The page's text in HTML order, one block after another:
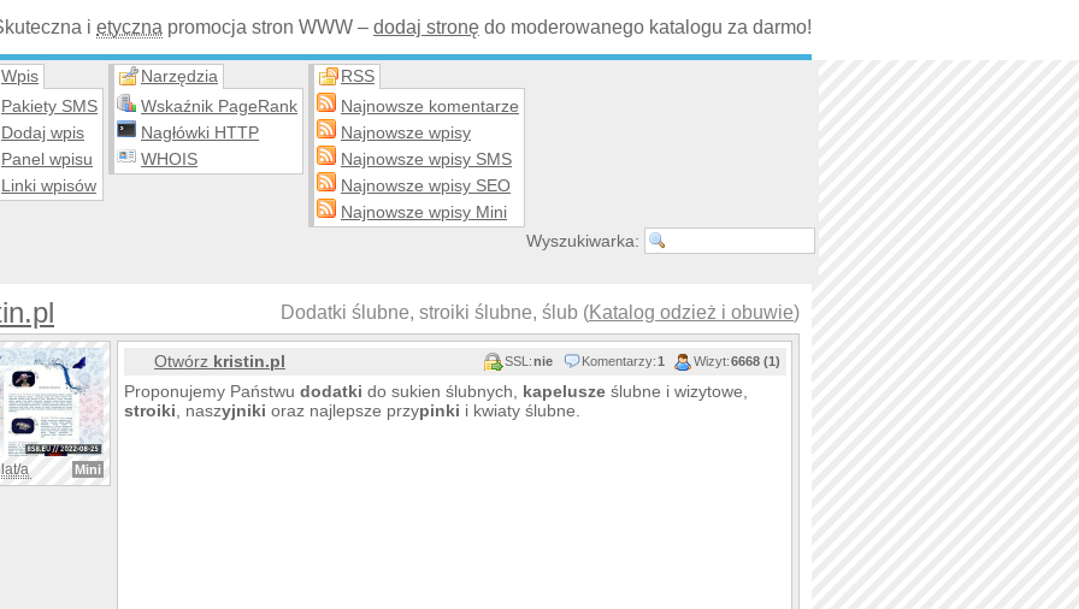
i etyczna promocja stron WWW – dodaj stronę do moderowanego katalogu za darmo!
Wpis
Pakiety SMS
Dodaj wpis
Panel wpisu
Linki wpisów
Narzędzia
Wskaźnik PageRank
Nagłówki HTTP
WHOIS
RSS
Najnowsze komentarze
Najnowsze wpisy
Najnowsze wpisy SMS
Najnowsze wpisy SEO
Najnowsze wpisy Mini
Wyszukiwarka:
Dodatki ślubne, stroiki ślubne, ślub (Katalog odzież i obuwie)
a Mini
Otwórz kristin.pl SSL:nie Komentarzy:1 Wizyt:6668 (1)
Proponujemy Państwu dodatki do sukien ślubnych, kapelusze ślubne i wizytowe,
stroiki , naszyjniki oraz najlepsze przypinki i kwiaty ślubne.